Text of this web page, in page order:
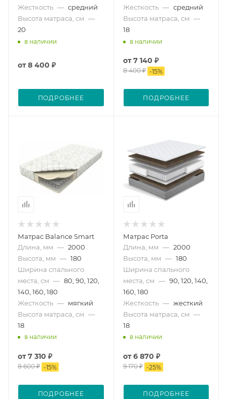
Жесткость — средний
Высота матраса, см —
20
в наличии
от8 400 ₽
ПОДРОБНЕЕ
Жесткость — средний
Высота матраса, см —
18
в наличии
от7 140 ₽
8 400 ₽ -15%
ПОДРОБНЕЕ
Матрас Balance Smart
Длина, мм — 2000
Высота, мм — 180
Ширина спального
места, см — 80, 90, 120,
140, 160, 180
Жесткость — мягкий
Высота матраса, см —
18
в наличии
от7 310 ₽
8 600 ₽ -15%
ПОДРОБНЕЕ
Матрас Porta
Длина, мм — 2000
Высота, мм — 180
Ширина спального
места, см — 90, 120, 140,
160, 180
Жесткость — жесткий
Высота матраса, см —
18
в наличии
от6 870 ₽
9 170 ₽ -25%
ПОДРОБНЕЕ